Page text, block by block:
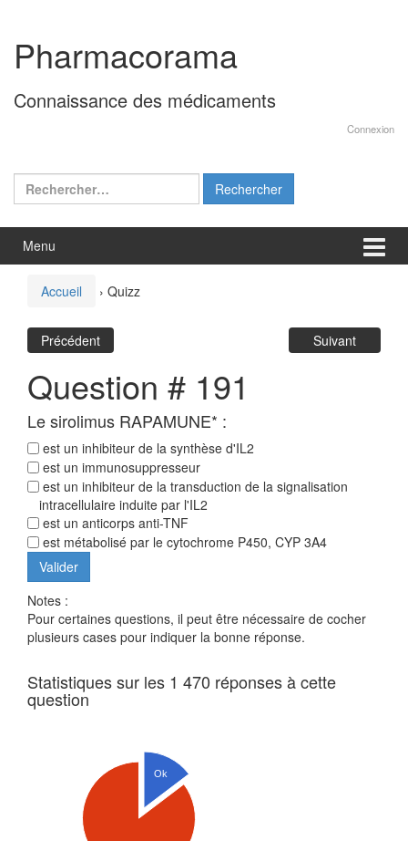
contenu
menu
principal
Pharmacorama
Connaissance des médicaments
Connexion
Rechercher :
Menu
Accueil › Quizz
Précédent Suivant
Question # 191
Le sirolimus RAPAMUNE* :
est un inhibiteur de la synthèse d'IL2
est un immunosuppresseur
est un inhibiteur de la transduction de la signalisation
intracellulaire induite par l'IL2
est un anticorps anti-TNF
est métabolisé par le cytochrome P450, CYP 3A4
Notes :
Pour certaines questions, il peut être nécessaire de cocher
plusieurs cases pour indiquer la bonne réponse.
Statistiques sur les 1 470 réponses à cette
question
Ok